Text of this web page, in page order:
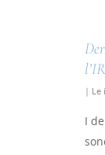
| Le
I